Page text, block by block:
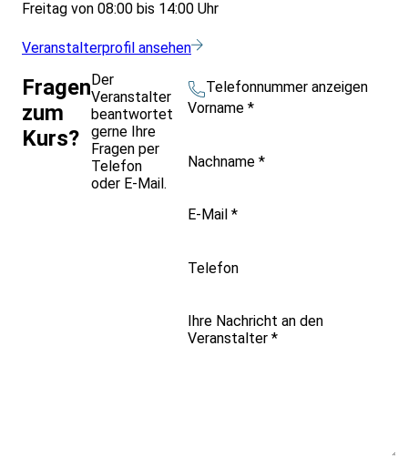
Freitag von 08:00 bis 14:00 Uhr
Veranstalterprofil ansehen
Fragen
zum
Kurs?
Der
Veranstalter
beantwortet
gerne Ihre
Fragen per
Telefon
oder E-Mail.
Telefonnummer anzeigen
Vorname *
Nachname *
E-Mail *
Telefon
Ihre Nachricht an den
Veranstalter *